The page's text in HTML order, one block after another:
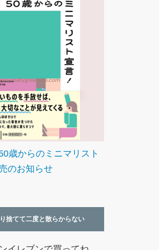
歳からのミニマリスト
のお知らせ
捨てて二度と散らからない